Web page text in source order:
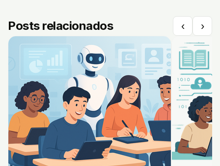
Posts relacionados ‹ ›